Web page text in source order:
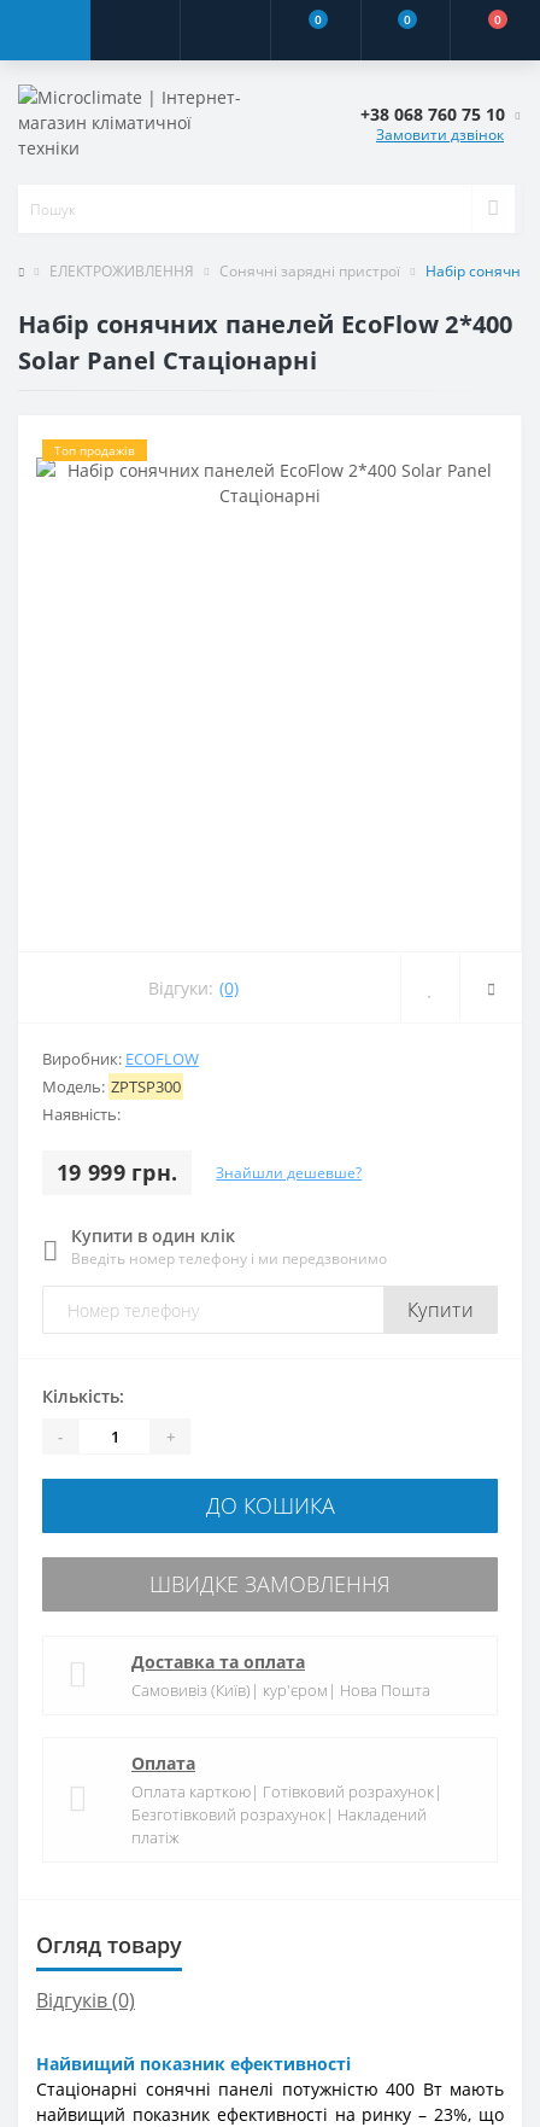
0 0 0
+38 068 760 75 10
Замовити дзвінок
ЕЛЕКТРОЖИВЛЕННЯ Сонячні зарядні пристрої Набір
Набір сонячних панелей EcoFlow 2*400
Solar Panel Стаціонарні
Топ продажів
Відгуки: (0)
Виробник: ECOFLOW
Модель: ZPTSP300
Наявність:
19 999 грн. Знайшли дешевше?
Купити в один клік
Введіть номер телефону і ми передзвонимо
Купити
Кількість:
- +
ДО КОШИКА
ШВИДКЕ ЗАМОВЛЕННЯ
Доставка та оплата
Самовивіз (Київ)| кур'єром| Нова Пошта
Оплата
Оплата карткою| Готівковий розрахунок|
Безготівковий розрахунок| Накладений
платіж
Огляд товару
Відгуків (0)
Найвищий показник ефективності
Стаціонарні сонячні панелі потужністю 400 Вт мають
найвищий показник ефективності на ринку – 23%, що